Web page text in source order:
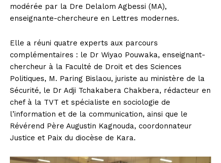
modérée par la Dre Delalom Agbessi (MA),
enseignante-chercheure en Lettres modernes.
Elle a réuni quatre experts aux parcours
complémentaires : le Dr Wiyao Pouwaka, enseignant-
chercheur à la Faculté de Droit et des Sciences
Politiques, M. Paring Bislaou, juriste au ministère de la
Sécurité, le Dr Adji Tchakabera Chakbera, rédacteur en
chef à la TVT et spécialiste en sociologie de
l’information et de la communication, ainsi que le
Révérend Père Augustin Kagnouda, coordonnateur
Justice et Paix du diocèse de Kara.